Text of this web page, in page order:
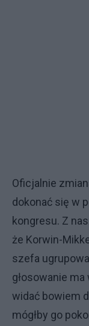
Oficjalnie
dokonać się w
kongresu. Z
że Korwin-
szefa
głosowanie
widać bowiem
mógłby go